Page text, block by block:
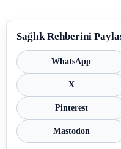
Sağlık Rehberini
WhatsApp
X
Pinterest
Mastodon